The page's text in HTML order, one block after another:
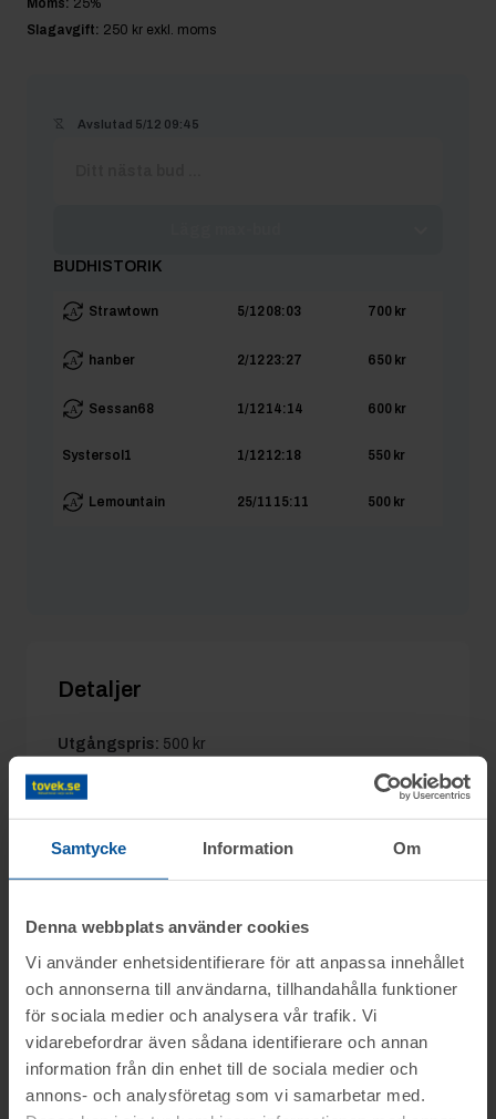
Samtycke Information Om
Denna webbplats använder cookies
Vi använder enhetsidentifierare för att anpassa innehållet
och annonserna till användarna, tillhandahålla funktioner
för sociala medier och analysera vår trafik. Vi
vidarebefordrar även sådana identifierare och annan
information från din enhet till de sociala medier och
annons- och analysföretag som vi samarbetar med.
Moms: 25%
Slagavgift: 250 kr exkl. moms
Avslutad 5/12 09:45
BUDHISTORIK
Strawtown 5/12 08:03 700 kr
hanber 2/12 23:27 650 kr
Sessan68 1/12 14:14 600 kr
Systersol1 1/12 12:18 550 kr
Lemountain 25/11 15:11 500 kr
Detaljer
Utgångspris: 500 kr
Moms:
Information
På uppdrag av konkursförvaltare Lars Melin
Advokatfirman Styrks AB säljs konkursboet
efter Allting Katt Sverige AB genom
nätauktion på www.tovek.se, med avslut
Frågor
Hampus tel. 0346-751684
Visning